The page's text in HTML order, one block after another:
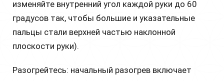
изменяйте внутренний угол каждой руки до 60
градусов так, чтобы большие и указательные
пальцы стали верхней частью наклонной
плоскости руки).
Разогрейтесь: начальный разогрев включает